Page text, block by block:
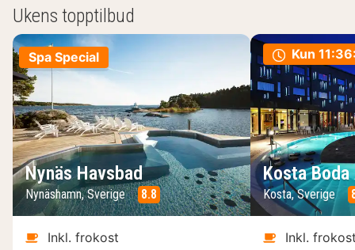
Ukens topptilbud
Spa Special
Nynäs Havsbad
Nynäshamn, Sverige 8.8
Inkl. frokost
Kun
Kosta
Kosta, Sverige
Inkl.